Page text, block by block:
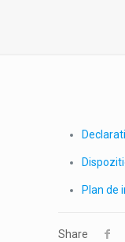
Plan de
Share